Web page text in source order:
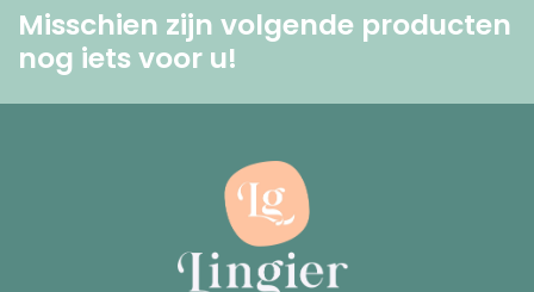
Misschien zijn volgende producten
nog iets voor u! ​